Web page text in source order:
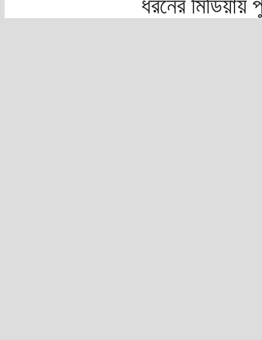
ধরনের মিডিয়ায়